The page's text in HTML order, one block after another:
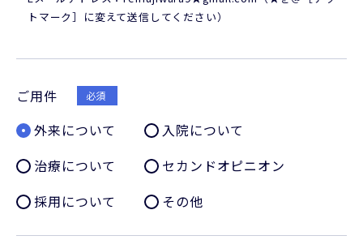
トマーク］に変えて送信してください）
ご用件 必須
外来について
入院について
治療について
セカンドオピニオン
採用について
その他